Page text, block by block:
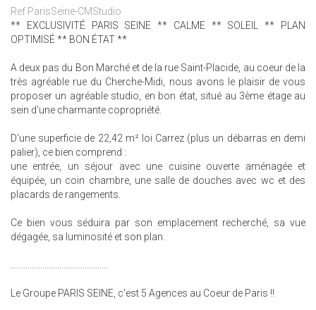
Ref ParisSeine-CMStudio
** EXCLUSIVITÉ PARIS SEINE ** CALME ** SOLEIL ** PLAN
OPTIMISÉ ** BON ÉTAT **
A deux pas du Bon Marché et de la rue Saint-Placide, au coeur de la
très agréable rue du Cherche-Midi, nous avons le plaisir de vous
proposer un agréable studio, en bon état, situé au 3ème étage au
sein d'une charmante copropriété.
D'une superficie de 22,42 m² loi Carrez (plus un débarras en demi
palier), ce bien comprend :
une entrée, un séjour avec une cuisine ouverte aménagée et
équipée, un coin chambre, une salle de douches avec wc et des
placards de rangements.
Ce bien vous séduira par son emplacement recherché, sa vue
dégagée, sa luminosité et son plan.
..............................................
Le Groupe PARIS SEINE, c'est 5 Agences au Coeur de Paris !!